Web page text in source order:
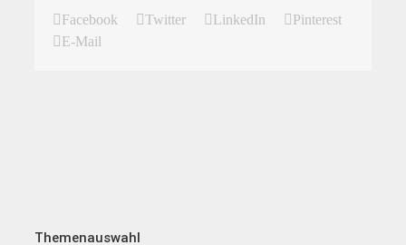
Facebook Twitter LinkedIn
Pinterest
E-Mail
Themenauswahl